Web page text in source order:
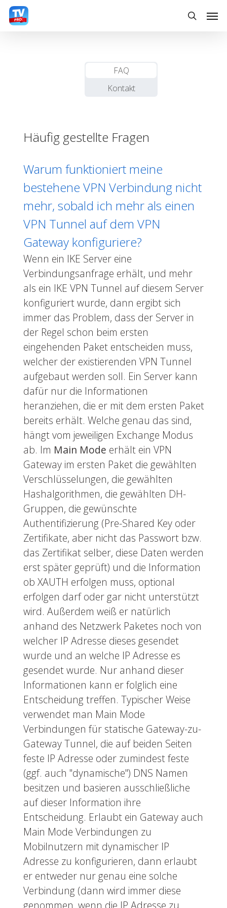
Skip
search
FAQ
Kontakt
Häufig gestellte Fragen
Warum funktioniert meine
bestehene VPN Verbindung nicht
mehr, sobald ich mehr als einen
VPN Tunnel auf dem VPN
Gateway konfiguriere?
Wenn ein IKE Server eine
Verbindungsanfrage erhält, und mehr
als ein IKE VPN Tunnel auf diesem Server
konfiguriert wurde, dann ergibt sich
immer das Problem, dass der Server in
der Regel schon beim ersten
eingehenden Paket entscheiden muss,
welcher der existierenden VPN Tunnel
aufgebaut werden soll. Ein Server kann
dafür nur die Informationen
heranziehen, die er mit dem ersten Paket
bereits erhält. Welche genau das sind,
hängt vom jeweiligen Exchange Modus
ab. Im Main Mode erhält ein VPN
Gateway im ersten Paket die gewählten
Verschlüsselungen, die gewählten
Hashalgorithmen, die gewählten DH-
Gruppen, die gewünschte
Authentifizierung (Pre-Shared Key oder
Zertifikate, aber nicht das Passwort bzw.
das Zertifikat selber, diese Daten werden
erst später geprüft) und die Information
ob XAUTH erfolgen muss, optional
erfolgen darf oder gar nicht unterstützt
wird. Außerdem weiß er natürlich
anhand des Netzwerk Paketes noch von
welcher IP Adresse dieses gesendet
wurde und an welche IP Adresse es
gesendet wurde. Nur anhand dieser
Informationen kann er folglich eine
Entscheidung treffen. Typischer Weise
verwendet man Main Mode
Verbindungen für statische Gateway-zu-
Gateway Tunnel, die auf beiden Seiten
feste IP Adresse oder zumindest feste
(ggf. auch "dynamische") DNS Namen
besitzen und basieren ausschließliche
auf dieser Information ihre
Entscheidung. Erlaubt ein Gateway auch
Main Mode Verbindungen zu
Mobilnutzern mit dynamischer IP
Adresse zu konfigurieren, dann erlaubt
er entweder nur genau eine solche
Verbindung (dann wird immer diese
genommen, wenn die IP Adresse zu